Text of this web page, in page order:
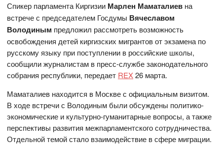
Спикер парламента Киргизии Марлен Маматалиев на
встрече с председателем Госдумы Вячеславом
Володиным предложил рассмотреть возможность
освобождения детей киргизских мигрантов от экзамена по
русскому языку при поступлении в российские школы,
сообщили журналистам в пресс-службе законодательного
собрания республики, передает REX26 марта.
Маматалиев находится в Москве с официальным визитом​​​.
В ходе встречи с Володиным были обсуждены политико-
экономические и культурно-гуманитарные вопросы, а также
перспективы развития межпарламентского сотрудничества.
Отдельной темой стало взаимодействие в сфере миграции.